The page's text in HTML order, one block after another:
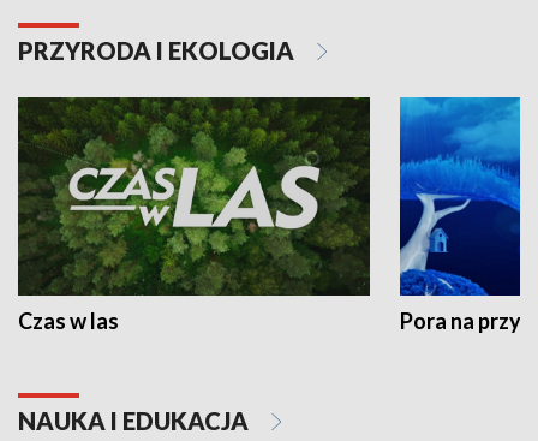
PRZYRODA I EKOLOGIA
Czas w las Pora na
NAUKA I EDUKACJA